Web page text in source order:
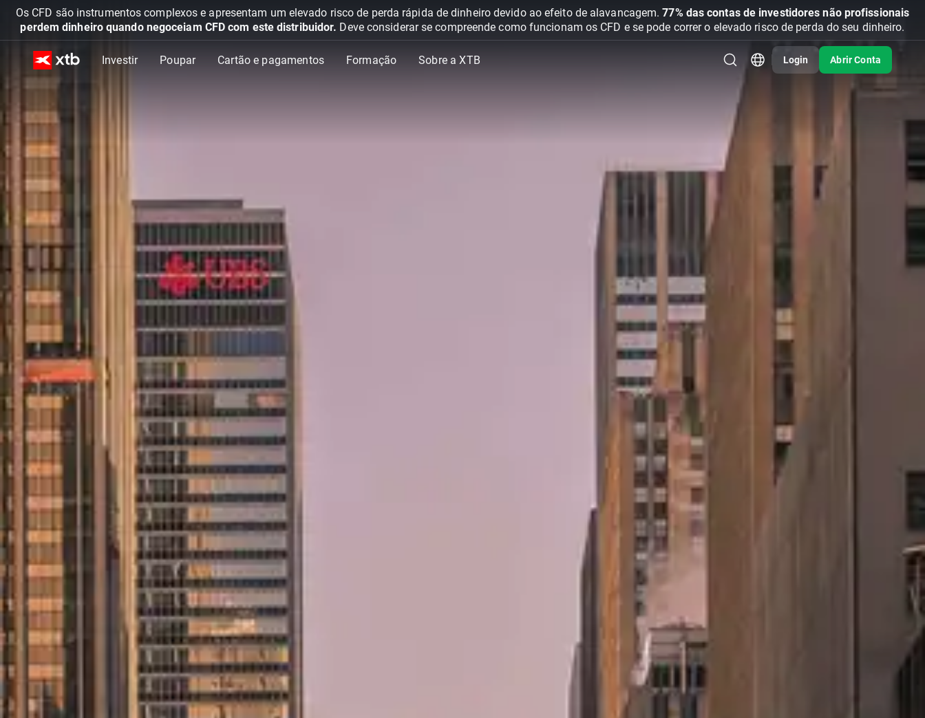
Os CFD são instrumentos complexos e apresentam um elevado risco de perda rápida de dinheiro devido ao efeito de alavancagem.77% das contas de investidores não profissionais
perdem dinheiro quando negoceiam CFD com este distribuidor. Deve considerar se compreende como funcionam os CFD e se pode correr o elevado risco de perda do seu dinheiro.
Investir Poupar Cartão e pagamentos Formação Sobre a XTB Login Abrir Conta